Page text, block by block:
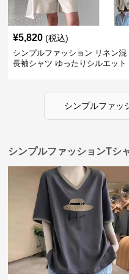
¥5,820 (税込)
シンプルファッション リネン混
長袖シャツ ゆったりシルエット
シンプルファッ
シンプルファッションTシ